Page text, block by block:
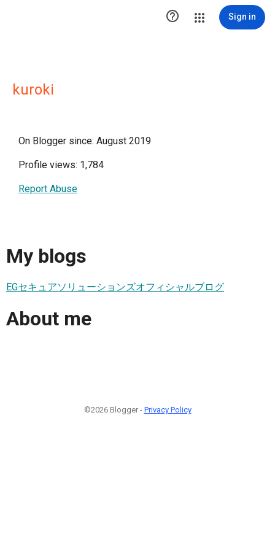
 Sign in
kuroki
On Blogger since: August 2019
Profile views: 1,784
Report Abuse
My blogs
EGセキュアソリューションズオフィシャルブログ
About me
©2026 Blogger - Privacy Policy